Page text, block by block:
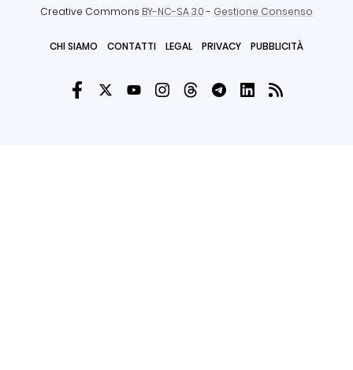
Creative Commons BY-NC-SA 3.0- Gestione Consenso
CHI SIAMO CONTATTI LEGAL PRIVACY PUBBLICITÀ